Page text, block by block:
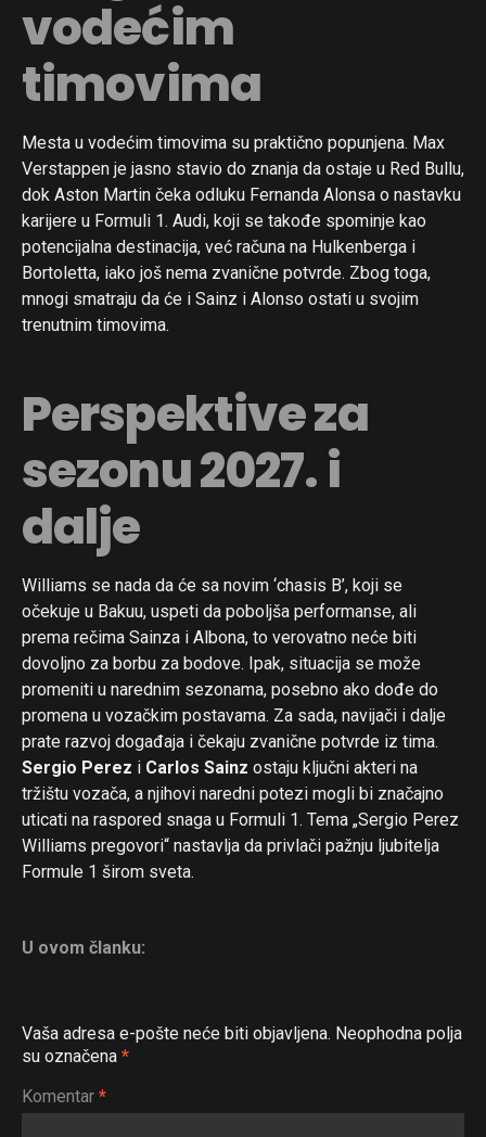
vodećim
timovima
Mesta u vodećim timovima su praktično popunjena. Max
Verstappen je jasno stavio do znanja da ostaje u Red Bullu,
dok Aston Martin čeka odluku Fernanda Alonsa o nastavku
karijere u Formuli 1. Audi, koji se takođe spominje kao
potencijalna destinacija, već računa na Hulkenberga i
Bortoletta, iako još nema zvanične potvrde. Zbog toga,
mnogi smatraju da će i Sainz i Alonso ostati u svojim
trenutnim timovima.
Perspektive za
sezonu 2027. i
dalje
Williams se nada da će sa novim ‘chasis B’, koji se
očekuje u Bakuu, uspeti da poboljša performanse, ali
prema rečima Sainza i Albona, to verovatno neće biti
dovoljno za borbu za bodove. Ipak, situacija se može
promeniti u narednim sezonama, posebno ako dođe do
promena u vozačkim postavama. Za sada, navijači i dalje
prate razvoj događaja i čekaju zvanične potvrde iz tima.
Sergio Perez i Carlos Sainz ostaju ključni akteri na
tržištu vozača, a njihovi naredni potezi mogli bi značajno
uticati na raspored snaga u Formuli 1. Tema „Sergio Perez
Williams pregovori“ nastavlja da privlači pažnju ljubitelja
Formule 1 širom sveta.
U ovom članku:
Vaša adresa e-pošte neće biti objavljena. Neophodna polja
su označena *
Komentar *